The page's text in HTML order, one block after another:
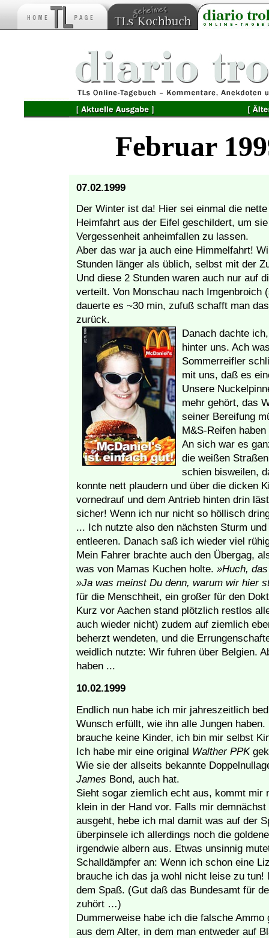
Februar
07.02.1999
Der Winter ist da! Hier sei einmal die
Heimfahrt aus der Eifel geschildert, um
Vergessenheit anheimfallen zu lassen.
Aber das war ja auch eine Himmelfahrt!
Stunden länger als üblich, selbst mit der
Und diese 2 Stunden waren auch nur auf
verteilt. Von Monschau nach Imgenbroich
dauerte es ~30 min, zufuß schafft man
zurück.
Danach dachte
hinter uns. Ach
Sommerreifler
mit uns, daß es
Unsere
mehr gehört, das
seiner Bereifung
M&S-Reifen
An sich war es
die weißen
schien bisweilen,
konnte nett plaudern und über die dicken
vornedrauf und dem Antrieb hinten drin
sicher! Wenn ich nur nicht so höllisch
... Ich nutzte also den nächsten Sturm
entleeren. Danach saß ich wieder viel
Mein Fahrer brachte auch den Übergag,
was von Mamas Kuchen holte. »Huch,
»Ja was meinst Du denn, warum wir hier
für die Menschheit, ein großer für den
Kurz vor Aachen stand plötzlich restlos
auch wieder nicht) zudem auf ziemlich
beherzt wendeten, und die
weidlich nutzte: Wir fuhren über Belgien.
haben ...
10.02.1999
Endlich nun habe ich mir jahreszeitlich
Wunsch erfüllt, wie ihn alle Jungen haben.
brauche keine Kinder, ich bin mir selbst
Ich habe mir eine original Walther PPK
Wie sie der allseits bekannte
James Bond, auch hat.
Sieht sogar ziemlich echt aus, kommt mir
klein in der Hand vor. Falls mir demnächst
ausgeht, hebe ich mal damit was auf der
überpinsele ich allerdings noch die
irgendwie albern aus. Etwas unsinnig
Schalldämpfer an: Wenn ich schon eine
brauche ich das ja wohl nicht leise zu tun!
dem Spaß. (Gut daß das Bundesamt für
zuhört …)
Dummerweise habe ich die falsche
aus dem Alter, in dem man entweder auf